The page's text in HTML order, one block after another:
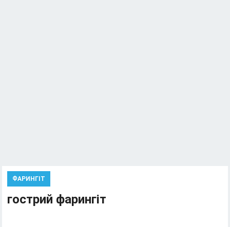
ФАРИНГІТ
гострий фарингіт